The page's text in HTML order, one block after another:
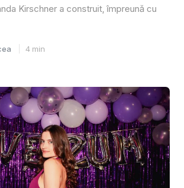
Kirschner a construit, împreună cu
4 min